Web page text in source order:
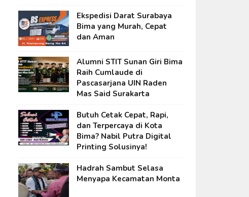
Ekspedisi Darat Surabaya
Bima yang Murah, Cepat
dan Aman
Alumni STIT Sunan Giri Bima
Raih Cumlaude di
Pascasarjana UIN Raden
Mas Said Surakarta
Butuh Cetak Cepat, Rapi,
dan Terpercaya di Kota
Bima? Nabil Putra Digital
Printing Solusinya!
Hadrah Sambut Selasa
Menyapa Kecamatan Monta